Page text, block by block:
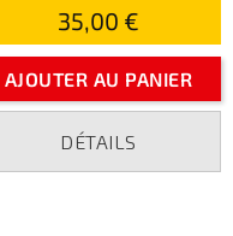
35,00 €
AJOUTER AU PANIER
DÉTAILS